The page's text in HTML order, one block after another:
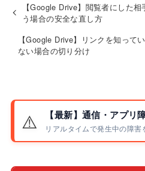
【Google Drive】閲覧者にした
う場合の安全な直し方
【Google Drive】リンクを知って
ない場合の切り分け
⚠️ 【最新】通信・アプリ
リアルタイムで発生中の障害